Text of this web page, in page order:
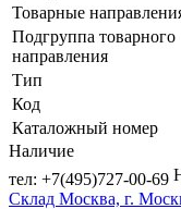
Товарные
Подгруппа товарного
направления
Тип
Код
Каталожный номер
Наличие
тел: +7(495)727-00-69
Склад Москва, г.